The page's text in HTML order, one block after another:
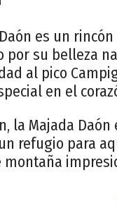
es un
por su belleza
al pico
en el
la Majada
refugio para
montaña